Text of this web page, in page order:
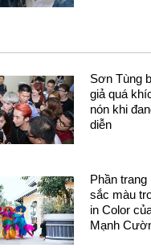
Sơn Tùng
giả quá
nón khi
diễn
Phần trang
sắc màu
in Color
Mạnh